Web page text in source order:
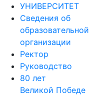
УНИВЕРСИТЕТ
Сведения об
образовательной
организации
Ректор
Руководство
80 лет
Великой Победе